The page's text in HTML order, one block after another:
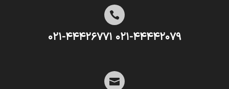

۰۲۱-۴۴۴۴۲۰۷۹ ۰۲۱-۴۴۴۲۶۷۷۱
